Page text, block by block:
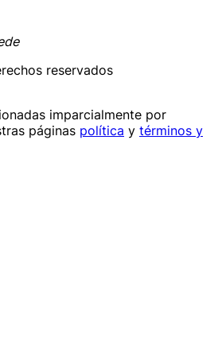
reservados
imparcialmente por
páginas política y términos y